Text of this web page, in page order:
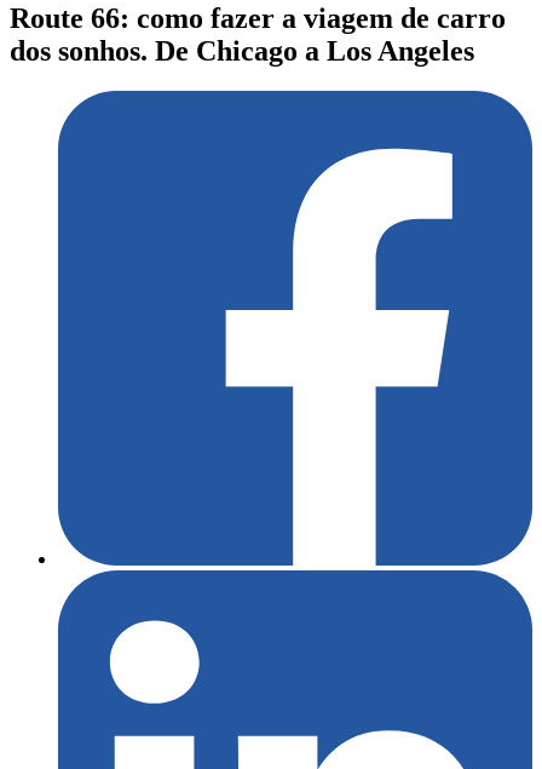
Route 66: como fazer a viagem de carro
dos sonhos. De Chicago a Los Angeles